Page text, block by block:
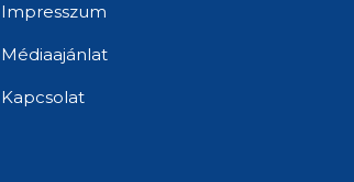
Impresszum
Médiaajánlat
Kapcsolat